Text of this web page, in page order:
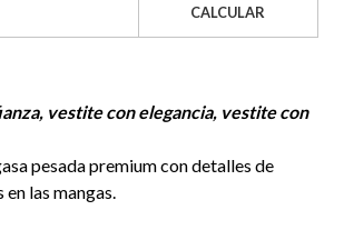
CALCULAR
vestite con elegancia, vestite con
pesada premium con detalles de
las mangas.